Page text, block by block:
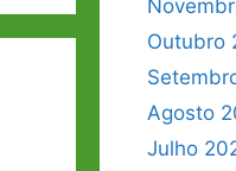
Outubro
Agosto
Julho